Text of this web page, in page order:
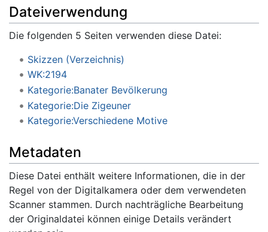
Dateiverwendung
Die folgenden 5 Seiten verwenden diese Datei:
Skizzen (Verzeichnis)
WK:2194
Kategorie:Banater Bevölkerung
Kategorie:Die Zigeuner
Kategorie:Verschiedene Motive
Metadaten
Diese Datei enthält weitere Informationen, die in der
Regel von der Digitalkamera oder dem verwendeten
Scanner stammen. Durch nachträgliche Bearbeitung
der Originaldatei können einige Details verändert